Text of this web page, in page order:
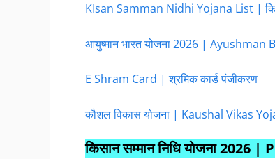
KIsan Samman Nidhi Yojana List |
आयुष्मान भारत योजना 2026 |
E Shram Card | श्रमिक कार्ड पंजीकरण
कौशल विकास योजना | Kaushal Vikas
किसान सम्मान निधि योजना